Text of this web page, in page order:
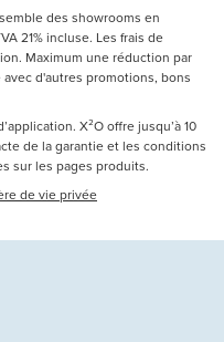
des showrooms en
21% incluse. Les frais de
Maximum une réduction par
d'autres promotions, bons
X²O offre jusqu’à 10
de la garantie et les conditions
sur les pages produits.
de vie privée